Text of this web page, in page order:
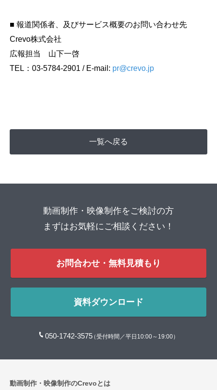
■ 報道関係者、及びサービス概要のお問い合わせ先
Crevo株式会社
広報担当 山下一啓
TEL：03-5784-2901 / E-mail: pr@crevo.jp
一覧へ戻る
動画制作・映像制作をご検討の方
まずはお気軽にご相談ください！
お問合わせ・無料見積もり
資料ダウンロード
050-1742-3575（受付時間／平日10:00～19:00）
動画制作・映像制作のCrevoとは